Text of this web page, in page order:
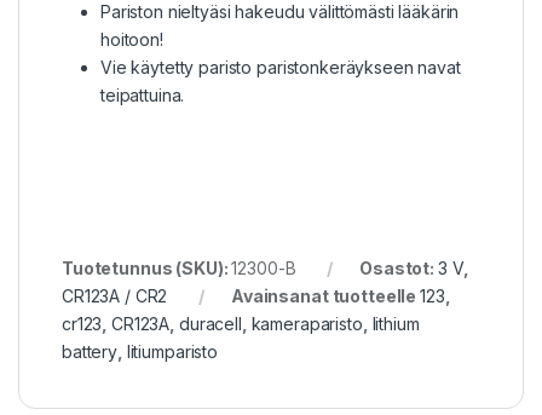
Pariston nieltyäsi hakeudu välittömästi lääkärin
hoitoon!
Vie käytetty paristo paristonkeräykseen navat
teipattuina.
Tuotetunnus (SKU):12300-B Osastot: 3 V,
CR123A / CR2
Avainsanat tuotteelle 123
cr123 ,CR123A duracell kameraparisto lithium
battery litiumparisto